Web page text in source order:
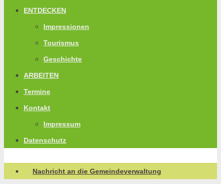
ENTDECKEN
Impressionen
Tourismus
Geschichte
ARBEITEN
Termine
Kontakt
Impressum
Datenschutz
Nachricht an die Gemeindeverwaltung